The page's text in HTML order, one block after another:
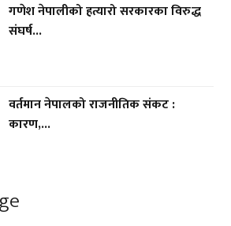
गणेश नेपालीको हत्यारो सरकारका विरुद्ध
संघर्ष...
वर्तमान नेपालको राजनीतिक संकट :
कारण,...